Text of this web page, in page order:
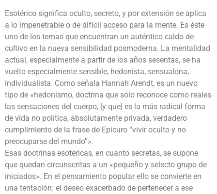
Esotérico significa oculto, secreto, y por extensión se aplica
a lo impenetrable o de difícil acceso para la mente. Es éste
uno de los temas que encuentran un auténtico caldo de
cultivo en la nueva sensibilidad posmoderna. La mentalidad
actual, especialmente a partir de los años sesentas, se ha
vuelto especialmente sensible, hedonista, sensualona,
individualista. Como señala Hannah Arendt, es un nuevo
tipo de «hedonismo, doctrina que sólo reconoce como reales
las sensaciones del cuerpo, [y que] es la más radical forma
de vida no política, absolutamente privada, verdadero
cumplimiento de la frase de Epicuro “vivir oculto y no
preocuparse del mundo”».
Esas doctrinas esotéricas, en cuanto secretas, se supone
que quedan circunscritas a un «pequeño y selecto grupo de
iniciados». En el pensamiento popular ello se convierte en
una tentación: el deseo exacerbado de pertenecer a ese